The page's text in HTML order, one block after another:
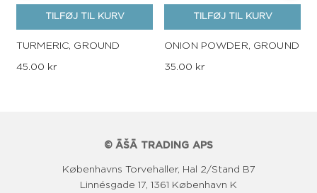
TILFØJ TIL KURV
TURMERIC, GROUND
45.00 kr
TILFØJ TIL KURV
ONION POWDER, GROUND
35.00 kr
© ĀŠĀ TRADING APS
Københavns Torvehaller, Hal 2/Stand B7
Linnésgade 17, 1361 København K